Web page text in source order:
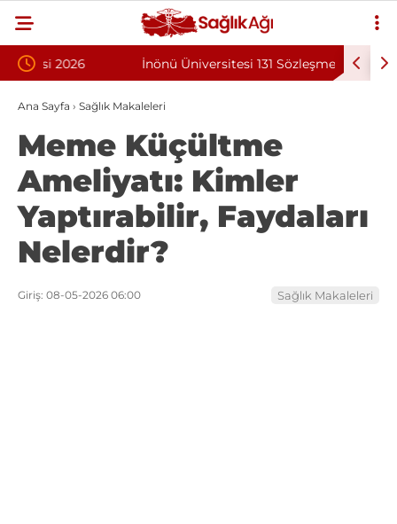
İnönü Üniversitesi 131 Sözleşmeli Personel
Alımı İlanı
Bilkent
Ana Sayfa › Sağlık Makaleleri
Meme Küçültme
Ameliyatı: Kimler
Yaptırabilir, Faydaları
Nelerdir?
Giriş: 08-05-2026 06:00 Sağlık Makaleleri